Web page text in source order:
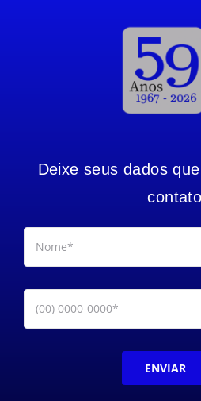
Deixe seus dados
ENVIAR